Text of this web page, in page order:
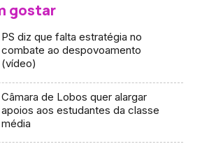
gostar
PS diz que falta estratégia no
combate ao despovoamento
(vídeo)
Câmara de Lobos quer alargar
apoios aos estudantes da classe
média